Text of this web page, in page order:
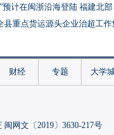
预计在闽浙沿海登陆 福建北部
县重点货运源头企业治超工作
财经 专题 大学
网文〔2019〕3630-217号